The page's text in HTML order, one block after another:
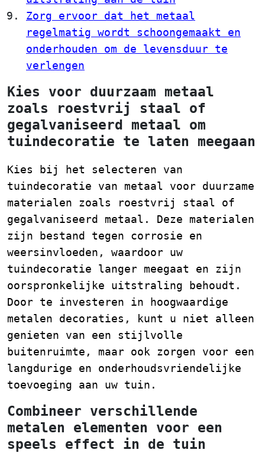
Zorg ervoor dat het metaal
regelmatig wordt schoongemaakt en
onderhouden om de levensduur te
verlengen
Kies voor duurzaam metaal
zoals roestvrij staal of
gegalvaniseerd metaal om
tuindecoratie te laten meegaan
Kies bij het selecteren van
tuindecoratie van metaal voor duurzame
materialen zoals roestvrij staal of
gegalvaniseerd metaal. Deze materialen
zijn bestand tegen corrosie en
weersinvloeden, waardoor uw
tuindecoratie langer meegaat en zijn
oorspronkelijke uitstraling behoudt.
Door te investeren in hoogwaardige
metalen decoraties, kunt u niet alleen
genieten van een stijlvolle
buitenruimte, maar ook zorgen voor een
langdurige en onderhoudsvriendelijke
toevoeging aan uw tuin.
Combineer verschillende
metalen elementen voor een
speels effect in de tuin